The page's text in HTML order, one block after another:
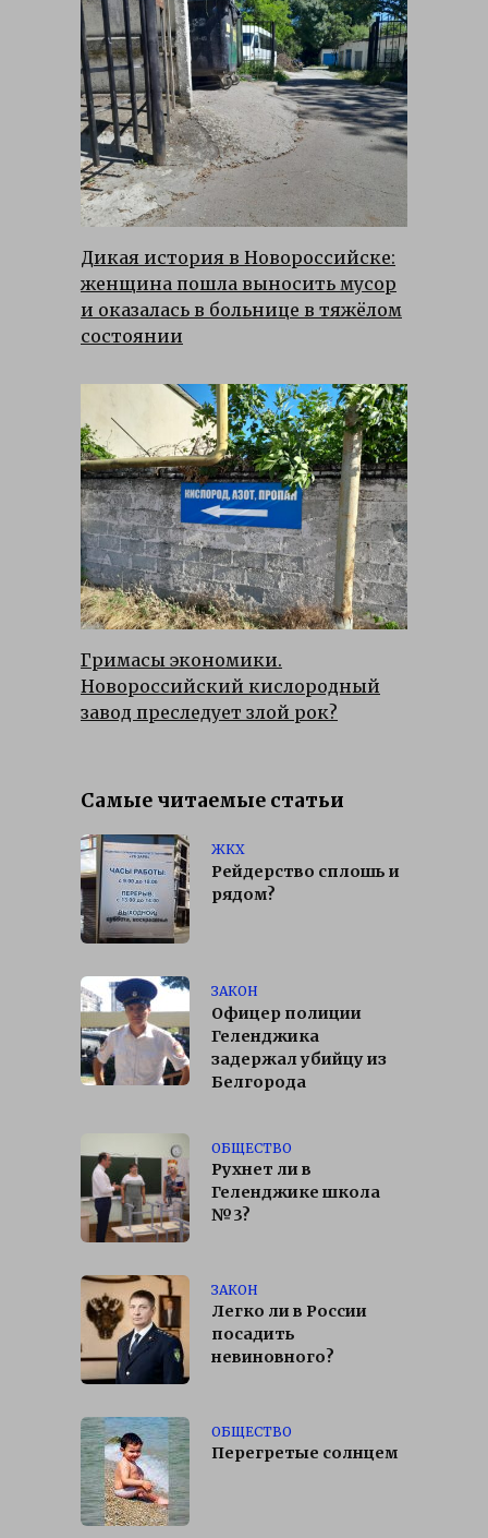
Дикая история в Новороссийске:
женщина пошла выносить мусор
и оказалась в больнице в тяжёлом
состоянии
Гримасы экономики.
Новороссийский кислородный
завод преследует злой рок?
Самые читаемые статьи
ЖКХ
Рейдерство сплошь и
рядом?
ЗАКОН
Офицер полиции
Геленджика
задержал убийцу из
Белгорода
ОБЩЕСТВО
Рухнет ли в
Геленджике школа
№3?
ЗАКОН
Легко ли в России
посадить
невиновного?
ОБЩЕСТВО
Перегретые солнцем